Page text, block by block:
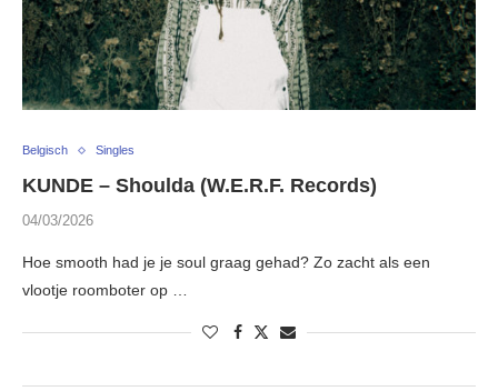
Belgisch Singles
KUNDE – Shoulda (W.E.R.F. Records)
04/03/2026
Hoe smooth had je je soul graag gehad? Zo zacht als een
vlootje roomboter op …